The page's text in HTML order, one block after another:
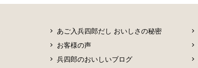
あご入兵四郎だし おいしさの秘密
お客様の声
兵四郎のおいしいブログ